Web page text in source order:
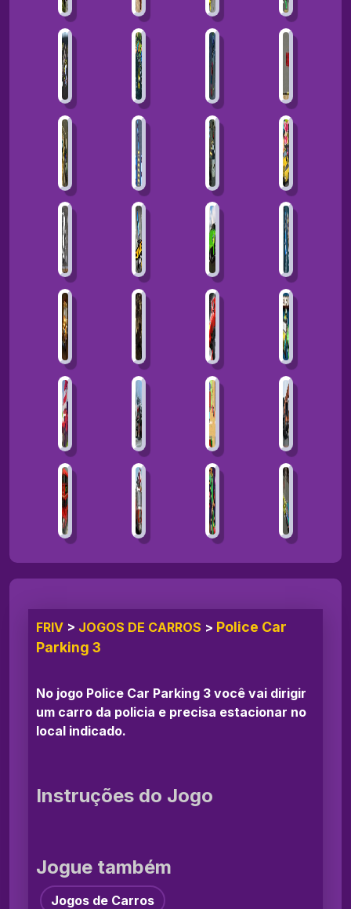
FRIV > JOGOS DE CARROS > Police Car
Parking 3
No jogo Police Car Parking 3 você vai dirigir
um carro da policia e precisa estacionar no
local indicado.
Instruções do Jogo
Jogue também
Jogos de Carros